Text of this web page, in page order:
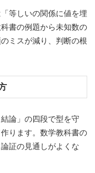
等しいの関係に値を埋
書の例題から未知数の
ミスが減り、判断の根
論」の四段で型を守
ります。数学教科書の
証の見通しがよくな